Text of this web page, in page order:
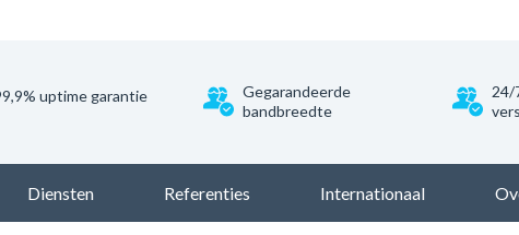
uptime garantie
Gegarandeerde
bandbreedte
24/
Diensten Referenties Internationaal